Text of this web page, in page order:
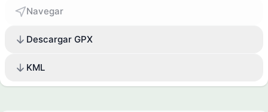
Navegar
Descargar GPX
KML